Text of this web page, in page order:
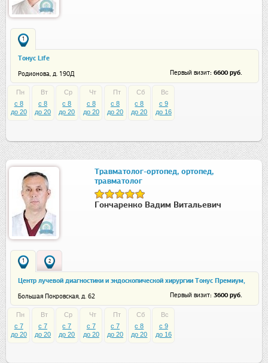
1
Тонус Life
Родионова, д. 190Д Первый визит: 6600 руб.
Пн
c 8
до 20
Вт
c 8
до 20
Ср
c 8
до 20
Чт
c 8
до 20
Пт
c 8
до 20
Сб
c 8
до 20
Вс
c 9
до 16
Травматолог-ортопед, ортопед,
травматолог
Гончаренко Вадим Витальевич
1 2
Центр лучевой диагностики и эндоскопической хирургии Тонус Премиум,
Большая Покровская, д. 62 Первый визит: 3600 руб.
Пн
c 7
до 20
Вт
c 7
до 20
Ср
c 7
до 20
Чт
c 7
до 20
Пт
c 7
до 20
Сб
c 8
до 20
Вс
c 9
до 16